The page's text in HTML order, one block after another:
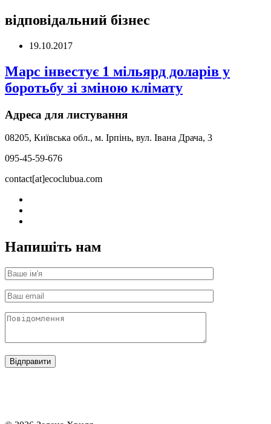
відповідальний бізнес
19.10.2017
Марс інвестує 1 мільярд доларів у
боротьбу зі зміною клімату
Адреса для листування
08205, Київська обл., м. Ірпінь, вул. Івана Драча, 3
095-45-59-676
contact[at]ecoclubua.com
Напишіть нам